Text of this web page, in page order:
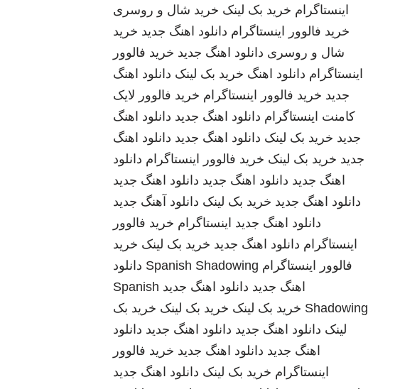
اینستاگرام خرید بک لینک خرید شال و روسری
خرید فالوور اینستاگرام دانلود اهنگ جدید خرید
شال و روسری دانلود اهنگ جدید خرید فالوور
اینستاگرام دانلود اهنگ خرید بک لینک دانلود اهنگ
جدید خرید فالوور اینستاگرام خرید فالوور لایک
کامنت اینستاگرام دانلود اهنگ جدید دانلود اهنگ
جدید خرید بک لینک دانلود اهنگ جدید دانلود اهنگ
جدید خرید بک لینک خرید فالوور اینستاگرام دانلود
اهنگ جدید دانلود اهنگ جدید دانلود اهنگ جدید
دانلود اهنگ جدید خرید بک لینک دانلود آهنگ جدید
دانلود اهنگ جدید اینستاگرام خرید فالوور
اینستاگرام دانلود اهنگ جدید خرید بک لینک خرید
فالوور اینستاگرام Spanish Shadowing دانلود
اهنگ جدید دانلود اهنگ جدید Spanish
Shadowing خرید بک لینک خرید بک لینک خرید بک
لینک دانلود اهنگ جدید دانلود اهنگ جدید دانلود
اهنگ جدید دانلود اهنگ جدید خرید فالوور
اینستاگرام خرید بک لینک دانلود اهنگ جدید